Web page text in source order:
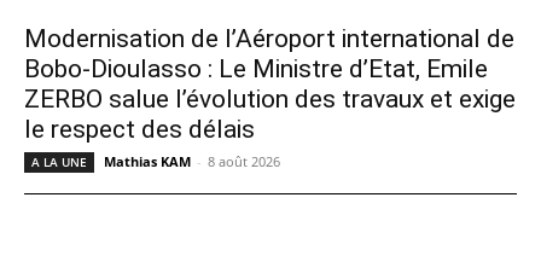
Modernisation de l’Aéroport international de
Bobo-Dioulasso : Le Ministre d’Etat, Emile
ZERBO salue l’évolution des travaux et exige
le respect des délais
A LA UNE Mathias KAM - 8 août 2026